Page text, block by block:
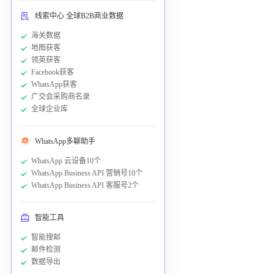
线索中心 全球B2B商业数据
海关数据
地图获客
领英获客
Facebook获客
WhatsApp获客
广交会采购商名录
全球企业库
WhatsApp多聊助手
WhatsApp 云设备10个
WhatsApp Business API 营销号10个
WhatsApp Business API 客服号2个
智能工具
智能搜邮
邮件检测
数据导出